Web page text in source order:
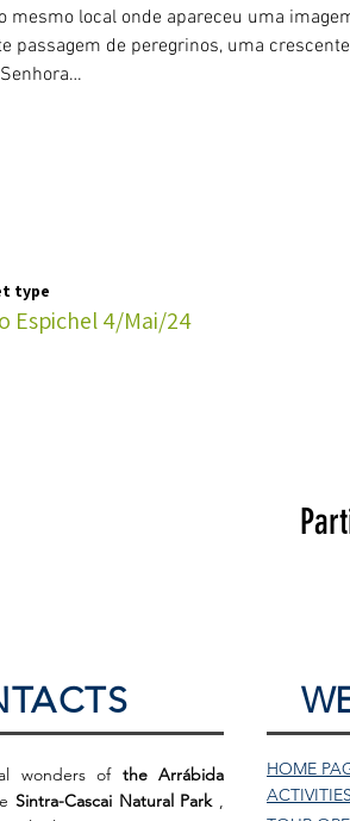
mesmo local onde apareceu uma
passagem de peregrinos, uma
type
Espichel 4/Mai/24
wonders of the Arrábida
Sintra-Cascai Natural Park,
HOME
ACTIVITIES